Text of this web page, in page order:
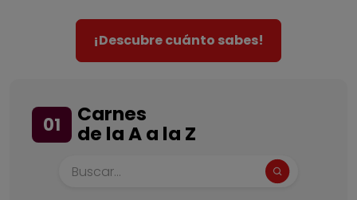
¡Descubre cuánto sabes!
01 Carnes
de la A a la Z
Título